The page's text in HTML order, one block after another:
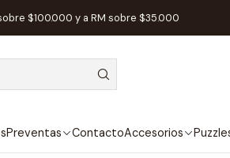
Preventas ContactoAccesorios
$100.000 y a RM sobre $35.000
Kittin - Español
- Español
Agregar al Carro